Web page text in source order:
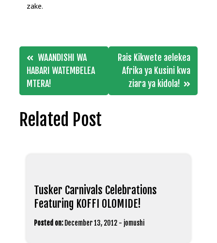
zake.
Post
navigation
WAANDISHI WA
HABARI WATEMBELEA
MTERA!
Rais Kikwete aelekea
Afrika ya Kusini kwa
ziara ya kidola!
Related Post
Tusker Carnivals Celebrations
Featuring KOFFI OLOMIDE!
Posted on: December 13, 2012 - jomushi